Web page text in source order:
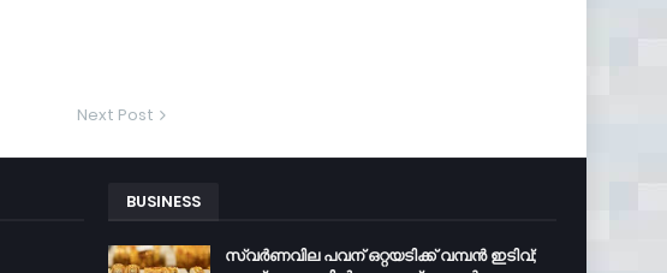
Next Post
BUSINESS
സ്വർണവില പവന് ഒറ്റയടിക്ക് വമ്പൻ ഇടിവ്;